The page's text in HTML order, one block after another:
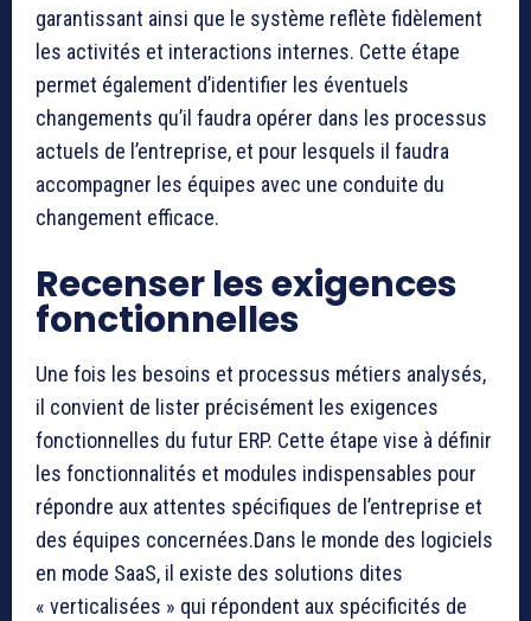
garantissant ainsi que le système reflète fidèlement
les activités et interactions internes. Cette étape
permet également d’identifier les éventuels
changements qu’il faudra opérer dans les processus
actuels de l’entreprise, et pour lesquels il faudra
accompagner les équipes avec une conduite du
changement efficace.
Recenser les exigences
fonctionnelles
Une fois les besoins et processus métiers analysés,
il convient de lister précisément les exigences
fonctionnelles du futur ERP. Cette étape vise à définir
les fonctionnalités et modules indispensables pour
répondre aux attentes spécifiques de l’entreprise et
des équipes concernées.Dans le monde des logiciels
en mode SaaS, il existe des solutions dites
« verticalisées » qui répondent aux spécificités de